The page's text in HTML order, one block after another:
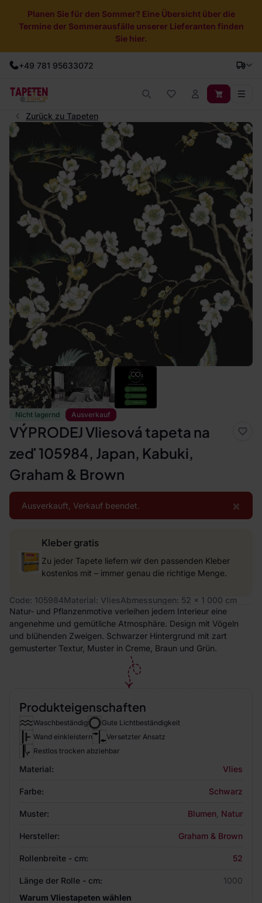
Planen Sie für den Sommer? Eine Übersicht über die
Termine der Sommerausfälle unserer Lieferanten finden
Sie hier.
+49 781 95633072
Zurück zu Tapeten
Nicht lagernd Ausverkauf
VÝPRODEJ Vliesová tapeta na
zeď 105984, Japan, Kabuki,
Graham & Brown
×
Ausverkauft, Verkauf beendet.
Kleber gratis
Zu jeder Tapete liefern wir den passenden Kleber
kostenlos mit – immer genau die richtige Menge.
Code: 105984Material: VliesAbmessungen: 52 x 1 000 cm
Natur- und Pflanzenmotive verleihen jedem Interieur eine
angenehme und gemütliche Atmosphäre. Design mit Vögeln
und blühenden Zweigen. Schwarzer Hintergrund mit zart
gemusterter Textur, Muster in Creme, Braun und Grün.
Produkteigenschaften
Waschbeständig
Gute Lichtbeständigkeit
Wand einkleistern
Versetzter Ansatz
Restlos trocken abziehbar
Material: Vlies
Farbe: Schwarz
Muster: Blumen Natur
Hersteller: Graham & Brown
Rollenbreite - cm: 52
Länge der Rolle - cm:
1000
Warum Vliestapeten wählen